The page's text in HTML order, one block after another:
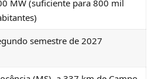
MW (suficiente para 800 mil
semestre de 2027